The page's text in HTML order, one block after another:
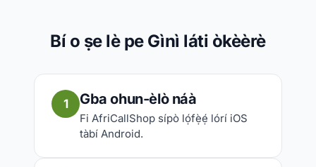
Bí o ṣe lè pe Gìnì láti òkèèrè
1 Gba ohun-èlò náà
Fi AfriCallShop sípò lọ́fẹ̀ẹ́ lórí iOS
tàbí Android.